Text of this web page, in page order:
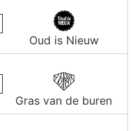
Oud is Nieuw
Gras van de buren